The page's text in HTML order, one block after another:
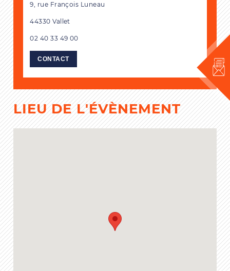
9, rue François Luneau
44330 Vallet
02 40 33 49 00
CONTACT
LIEU DE L'ÉVÈNEMENT